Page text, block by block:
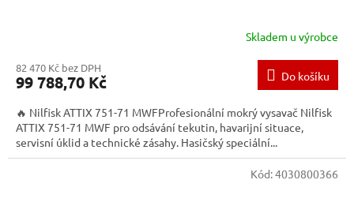
Skladem u výrobce
82 470 Kč bez DPH
99 788,70 Kč Do košíku
🔥 Nilfisk ATTIX 751-71 MWFProfesionální mokrý vysavač Nilfisk
ATTIX 751-71 MWF pro odsávání tekutin, havarijní situace,
servisní úklid a technické zásahy. Hasičský speciální...
Kód:4030800366